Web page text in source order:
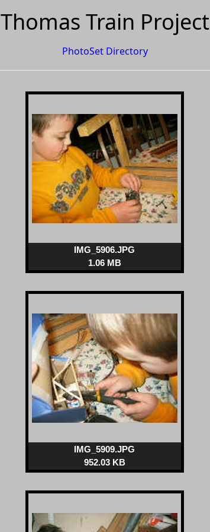
Thomas Train Project
PhotoSet Directory
IMG_5906.JPG
1.06 MB
IMG_5909.JPG
952.03 KB